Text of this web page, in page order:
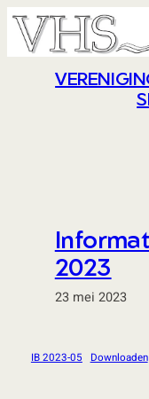
Ga
naar
de
2023
23 mei 2023
IB 2023-05 Downloaden